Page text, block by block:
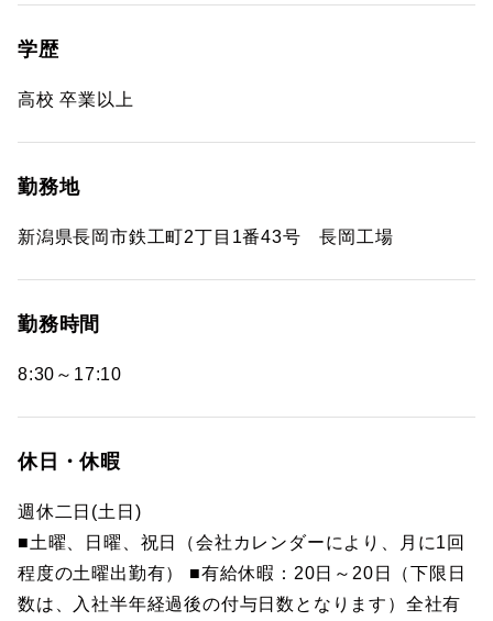
学歴
高校 卒業以上
勤務地
新潟県長岡市鉄工町2丁目1番43号 長岡工場
勤務時間
8:30～17:10
休日・休暇
週休二日(土日)
■土曜、日曜、祝日（会社カレンダーにより、月に1回
程度の土曜出勤有） ■有給休暇：20日～20日（下限日
数は、入社半年経過後の付与日数となります）全社有